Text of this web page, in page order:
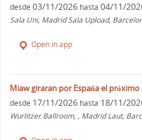
desde 03/11/2026 hasta 04/11/
Sala Uni, Madrid Sala Upload,
Open in app
Miaw giraran por España el
desde 17/11/2026 hasta 18/11/
Wurlitzer Ballroom, , Madrid Laut,